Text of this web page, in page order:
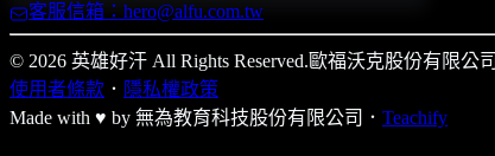
客服信箱：hero@alfu.com.tw
© 2026 英雄好汗 All Rights Reserved.歐福沃克股份有限公司
使用者條款 ． 隱私權政策
Made with ♥ by 無為教育科技股份有限公司． Teachify